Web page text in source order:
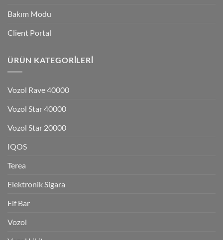
Bakım Modu
Client Portal
ÜRÜN KATEGORILERI
Vozol Rave 40000
Vozol Star 40000
Vozol Star 20000
IQOS
Terea
Elektronik Sigara
Elf Bar
Vozol